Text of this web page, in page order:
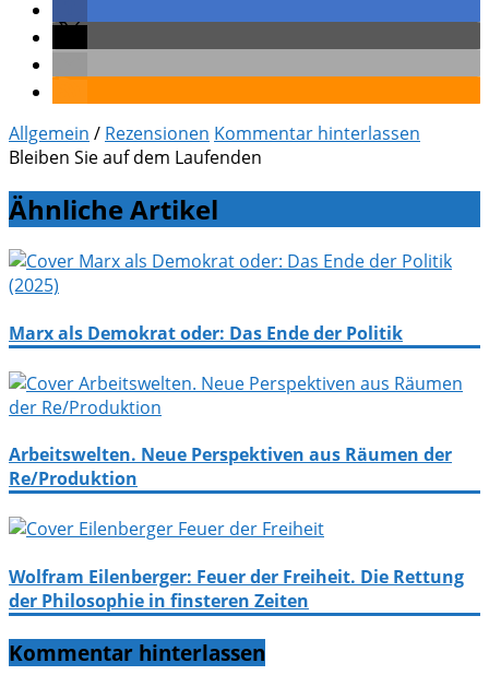
Allgemein / Rezensionen Kommentar hinterlassen
Bleiben Sie auf dem Laufenden
Ähnliche Artikel
Marx als Demokrat oder: Das Ende der Politik
Arbeitswelten. Neue Perspektiven aus Räumen der
Re/Produktion
Wolfram Eilenberger: Feuer der Freiheit. Die Rettung
der Philosophie in finsteren Zeiten
Kommentar hinterlassen